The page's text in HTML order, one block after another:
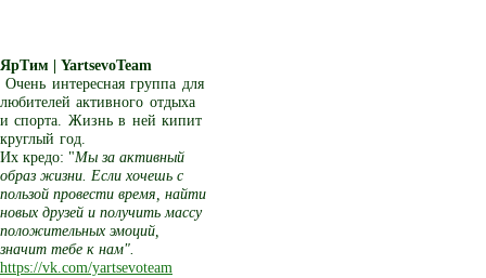
ЯрТим | YartsevoTeam
Очень интересная группа для
любителей активного отдыха
и спорта. Жизнь в ней кипит
круглый год.
Их кредо: "Мы за активный
образ жизни. Если хочешь с
пользой провести время, найти
новых друзей и получить массу
положительных эмоций,
значит тебе к нам".
https://vk.com/yartsevoteam